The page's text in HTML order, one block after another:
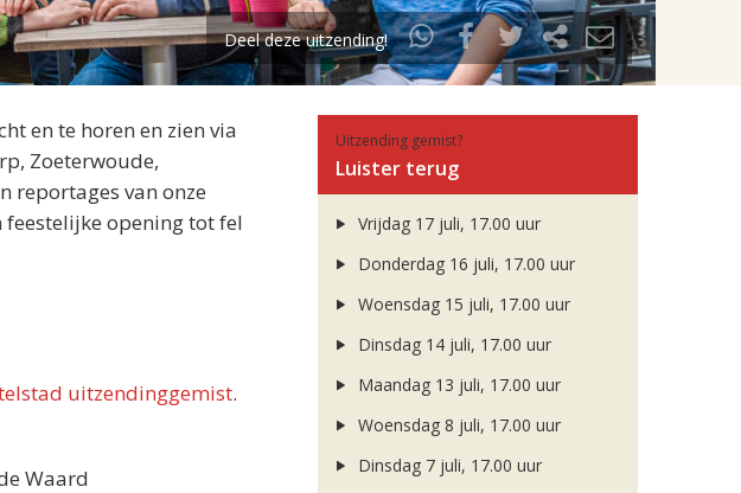
Deel deze uitzending!
en te horen en zien via
Zoeterwoude,
reportages van onze
feestelijke opening tot fel
uitzendinggemist.
Waard
Uitzending gemist?
Luister terug
Vrijdag 17 juli, 17.00 uur
Donderdag 16 juli, 17.00 uur
Woensdag 15 juli, 17.00 uur
Dinsdag 14 juli, 17.00 uur
Maandag 13 juli, 17.00 uur
Woensdag 8 juli, 17.00 uur
Dinsdag 7 juli, 17.00 uur